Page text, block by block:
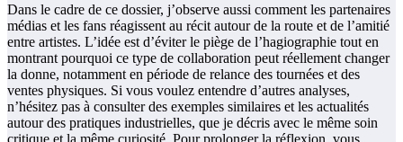
Dans le cadre de ce dossier, j’observe aussi comment les partenaires
médias et les fans réagissent au récit autour de la route et de l’amitié
entre artistes. L’idée est d’éviter le piège de l’hagiographie tout en
montrant pourquoi ce type de collaboration peut réellement changer
la donne, notamment en période de relance des tournées et des
ventes physiques. Si vous voulez entendre d’autres analyses,
n’hésitez pas à consulter des exemples similaires et les actualités
autour des pratiques industrielles, que je décris avec le même soin
critique et la même curiosité. Pour prolonger la réflexion, vous